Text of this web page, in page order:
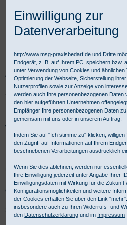
Praxisbedarf Shop Verbandmittel
Interaktive Wundversorgung
Schaumverbände
Wundversorgung
mbH ist Ihr kompetenter Partner für
Kategorie 'Interaktive
gewerbliche Kunden ist Kauf auf
Schaumverbände -
Einwilligung zur
Datenverarbeitung
http://www.msg-praxisbedarf.de und Dritte
Endgerät, z. B. auf Ihrem PC, speichern bzw.
unter Verwendung von Cookies und
Optimierung der Webseite, Sicherstellung
Nutzerprofilen sowie zur Anzeige von
werden auch Ihre personenbezogenen Daten
den hier aufgeführten Unternehmen
Empfänger Ihre personenbezogenen Daten
gemeinsam mit uns oder in unserem Auftrag.
Indem Sie auf "Ich stimme zu" klicken,
den Zugriff auf Informationen auf Ihrem
beschriebenen Verarbeitungen ausdrücklich
Wenn Sie dies ablehnen, werden nur
Ihre Einwilligung jederzeit unter Angabe Ihrer
Einwilligungsdaten mit Wirkung für die Zukunft
Konfigurationsmöglichkeiten und weitere
der Cookies erhalten Sie über den Link
insbesondere auch zu Ihren Widerrufs- und
den Datenschutzerklärung und im Impressum